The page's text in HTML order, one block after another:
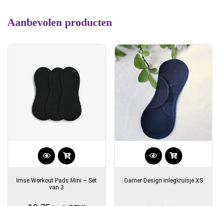
Aanbevolen producten
Dit
heeft
Imse Workout Pads Mini – Set
van 3
Dit
heeft
Darner Design inlegkruisje XS